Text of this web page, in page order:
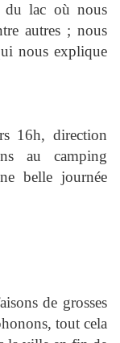
du lac où nous
autres ; nous
nous explique
direction
au camping
belle journée
de grosses
tout cela